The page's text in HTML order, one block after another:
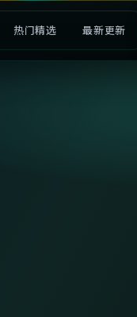
热门精选 最新更新